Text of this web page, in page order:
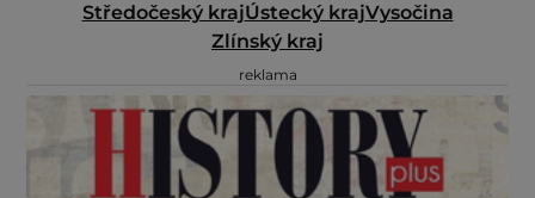
Středočeský krajÚstecký krajVysočina
Zlínský kraj
reklama